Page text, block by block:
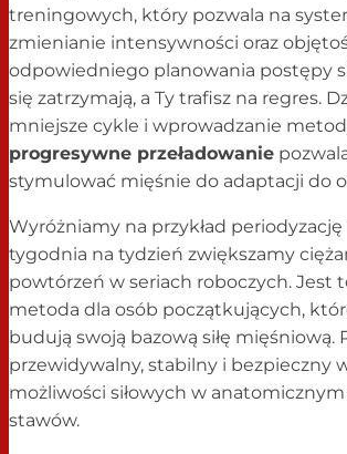
treningowych, który pozwala na
zmienianie intensywności oraz
odpowiedniego planowania postępy
się zatrzymają, a Ty trafisz na regres.
mniejsze cykle i wprowadzanie
progresywne przeładowanie
stymulować mięśnie do adaptacji do
Wyróżniamy na przykład
tygodnia na tydzień zwiększamy
powtórzeń w seriach roboczych. Jest
metoda dla osób początkujących,
budują swoją bazową siłę mięśniową.
przewidywalny, stabilny i bezpieczny
możliwości siłowych w
stawów.